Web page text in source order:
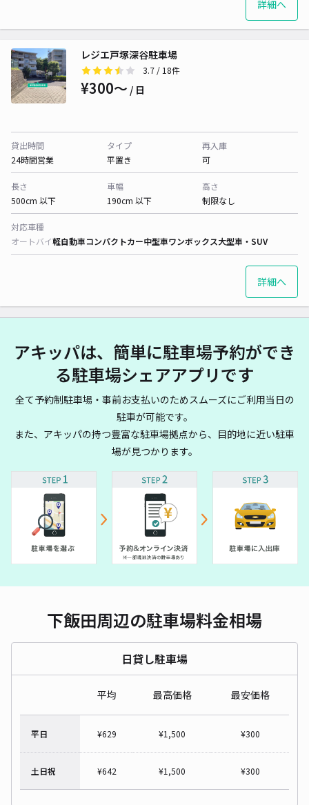
詳細へ
レジエ戸塚深谷駐車場
3.7 / 18件
¥300〜 / 日
貸出時間
24時間営業
タイプ
平置き
再入庫
可
長さ
500cm 以下
車幅
190cm 以下
高さ
制限なし
対応車種
オートバイ軽自動車コンパクトカー中型車ワンボックス大型車・SUV
詳細へ
アキッパは、簡単に駐車場予約ができ
る駐車場シェアアプリです
全て予約制駐車場・事前お支払いのためスムーズにご利用当日の
駐車が可能です。
また、アキッパの持つ豊富な駐車場拠点から、目的地に近い駐車
場が見つかります。
下飯田周辺の駐車場料金相場
日貸し駐車場
平均 最高価格 最安価格
平日 ¥629 ¥1,500 ¥300
土日祝 ¥642 ¥1,500 ¥300